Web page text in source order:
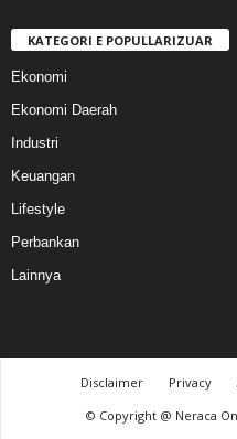
KATEGORI E POPULLARIZUAR
Ekonomi
Ekonomi Daerah
Industri
Keuangan
Lifestyle
Perbankan
Lainnya
Disclaimer Privacy
© Copyright @ Neraca